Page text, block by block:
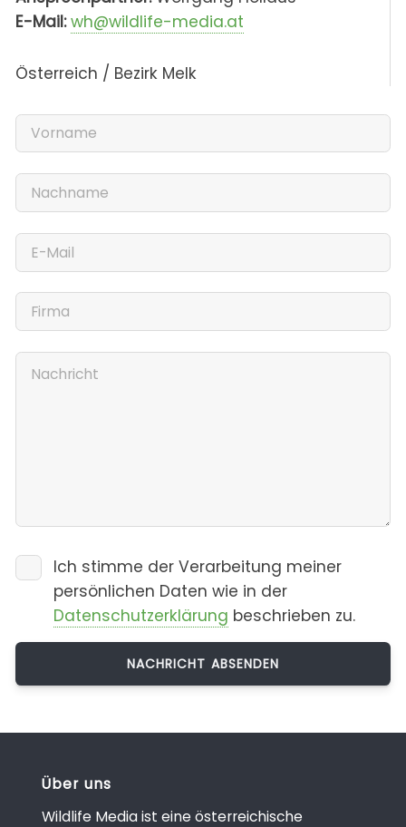
E-Mail: wh@wildlife-media.at
Österreich / Bezirk Melk
Ich stimme der Verarbeitung meiner
persönlichen Daten wie in der
Datenschutzerklärung beschrieben zu.
Über uns
Wildlife Media ist eine österreichische